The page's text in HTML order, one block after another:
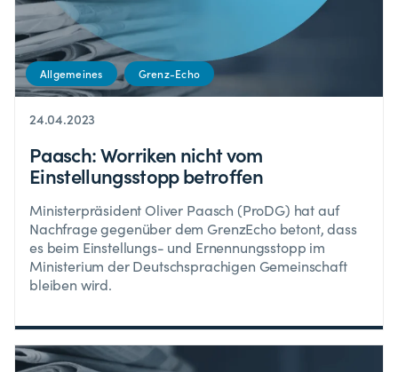
Allgemeines Grenz-Echo
24.04.2023
Paasch: Worriken nicht vom
Einstellungsstopp betroffen
Ministerpräsident Oliver Paasch (ProDG) hat auf
Nachfrage gegenüber dem GrenzEcho betont, dass
es beim Einstellungs- und Ernennungsstopp im
Ministerium der Deutschsprachigen Gemeinschaft
bleiben wird.